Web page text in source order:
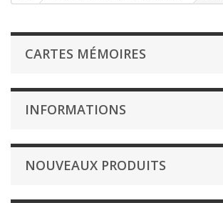
CARTES MÉMOIRES
INFORMATIONS
NOUVEAUX PRODUITS